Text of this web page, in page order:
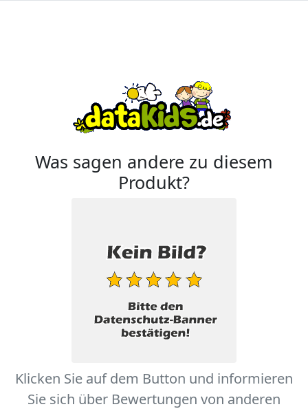
Was sagen andere zu diesem
Produkt?
Klicken Sie auf dem Button und informieren
Sie sich über Bewertungen von anderen